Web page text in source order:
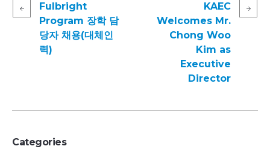
Fulbright
Program 장학 담
당자 채용(대체인
력)
KAEC
Welcomes Mr.
Chong Woo
Kim as
Executive
Director
Categories